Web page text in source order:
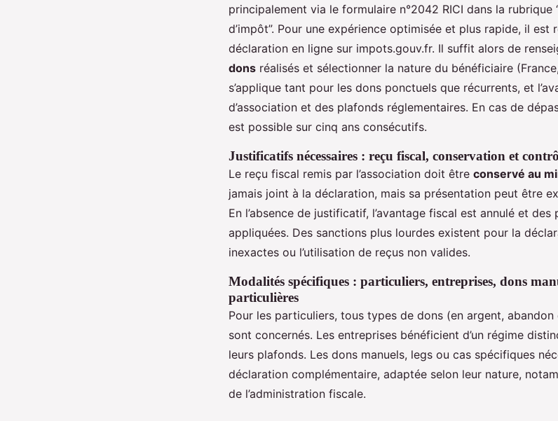
principalement via le formulaire n°2042 RICI dans la rubrique
d’impôt”. Pour une expérience optimisée et plus rapide, il est
déclaration en ligne sur impots.gouv.fr. Il suffit alors de
dons réalisés et sélectionner la nature du bénéficiaire
s’applique tant pour les dons ponctuels que récurrents, et
d’association et des plafonds réglementaires. En cas de
est possible sur cinq ans consécutifs.
Justificatifs nécessaires : reçu fiscal, conservation et
Le reçu fiscal remis par l’association doit être conservé au
jamais joint à la déclaration, mais sa présentation peut être
En l’absence de justificatif, l’avantage fiscal est annulé et
appliquées. Des sanctions plus lourdes existent pour la
inexactes ou l’utilisation de reçus non valides.
Modalités spécifiques : particuliers, entreprises, dons
particulières
Pour les particuliers, tous types de dons (en argent, abandon
sont concernés. Les entreprises bénéficient d’un régime
leurs plafonds. Les dons manuels, legs ou cas spécifiques
déclaration complémentaire, adaptée selon leur nature,
de l’administration fiscale.